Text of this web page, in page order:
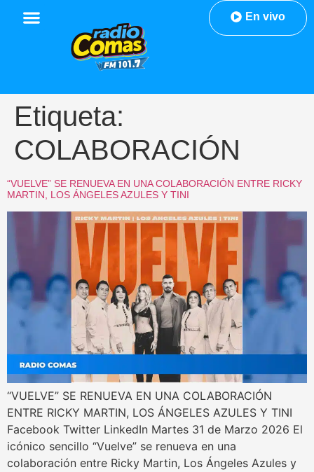
En vivo
Etiqueta:
COLABORACIÓN
“VUELVE” SE RENUEVA EN UNA COLABORACIÓN ENTRE RICKY
MARTIN, LOS ÁNGELES AZULES Y TINI
“VUELVE” SE RENUEVA EN UNA COLABORACIÓN
ENTRE RICKY MARTIN, LOS ÁNGELES AZULES Y TINI
Facebook Twitter LinkedIn Martes 31 de Marzo 2026 El
icónico sencillo “Vuelve” se renueva en una
colaboración entre Ricky Martin, Los Ángeles Azules y